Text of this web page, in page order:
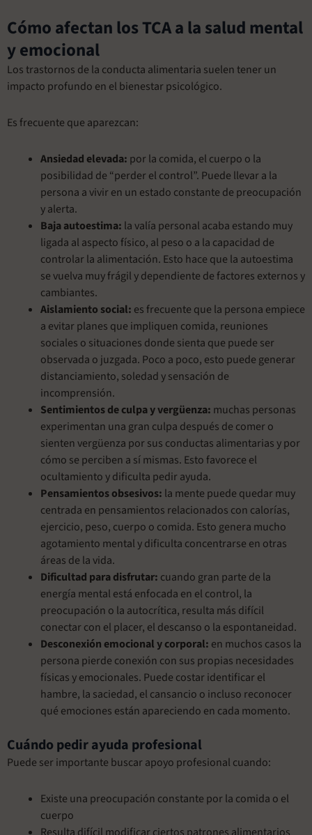
Cómo afectan los TCA a la salud mental
y emocional
Los trastornos de la conducta alimentaria suelen tener un
impacto profundo en el bienestar psicológico.
Es frecuente que aparezcan:
Ansiedad elevada: por la comida, el cuerpo o la
posibilidad de “perder el control”. Puede llevar a la
persona a vivir en un estado constante de preocupación
y alerta.
Baja autoestima: la valía personal acaba estando muy
ligada al aspecto físico, al peso o a la capacidad de
controlar la alimentación. Esto hace que la autoestima
se vuelva muy frágil y dependiente de factores externos y
cambiantes.
Aislamiento social: es frecuente que la persona empiece
a evitar planes que impliquen comida, reuniones
sociales o situaciones donde sienta que puede ser
observada o juzgada. Poco a poco, esto puede generar
distanciamiento, soledad y sensación de
incomprensión.
Sentimientos de culpa y vergüenza: muchas personas
experimentan una gran culpa después de comer o
sienten vergüenza por sus conductas alimentarias y por
cómo se perciben a sí mismas. Esto favorece el
ocultamiento y dificulta pedir ayuda.
Pensamientos obsesivos: la mente puede quedar muy
centrada en pensamientos relacionados con calorías,
ejercicio, peso, cuerpo o comida. Esto genera mucho
agotamiento mental y dificulta concentrarse en otras
áreas de la vida.
Dificultad para disfrutar: cuando gran parte de la
energía mental está enfocada en el control, la
preocupación o la autocrítica, resulta más difícil
conectar con el placer, el descanso o la espontaneidad.
Desconexión emocional y corporal: en muchos casos la
persona pierde conexión con sus propias necesidades
físicas y emocionales. Puede costar identificar el
hambre, la saciedad, el cansancio o incluso reconocer
qué emociones están apareciendo en cada momento.
Cuándo pedir ayuda profesional
Puede ser importante buscar apoyo profesional cuando:
Existe una preocupación constante por la comida o el
cuerpo